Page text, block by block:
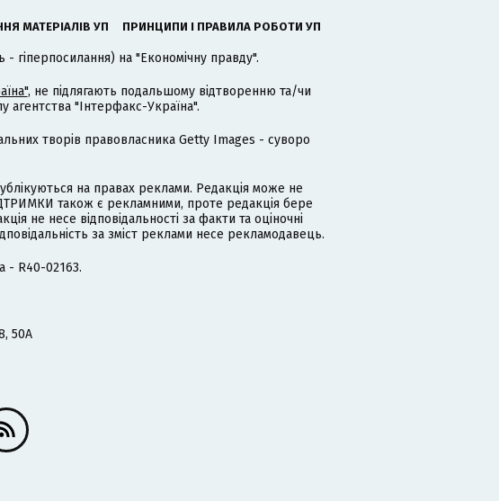
МАТЕРІАЛІВ УП ПРИНЦИПИ І ПРАВИЛА РОБОТИ УП
гіперпосилання) на "Економічну правду".
, не підлягають подальшому відтворенню та/чи
"Інтерфакс-Україна".
творів правовласника Getty Images - суворо
на правах реклами. Редакція може не
також є рекламними, проте редакція бере
не несе відповідальності за факти та оціночні
за зміст реклами несе рекламодавець.
- R40-02163.
50А